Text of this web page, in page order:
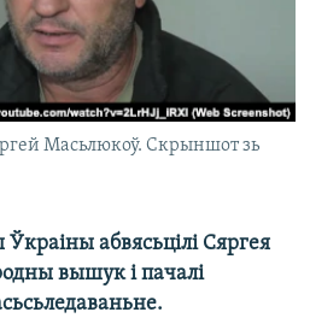
Масьлюкоў. Скрыншот зь
абвясьцілі Сяргея
вышук і пачалі